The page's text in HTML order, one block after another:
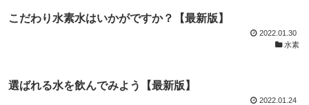
こだわり水素水はいかがですか？【最新版】
2022.01.30
水素
選ばれる水を飲んでみよう【最新版】
2022.01.24